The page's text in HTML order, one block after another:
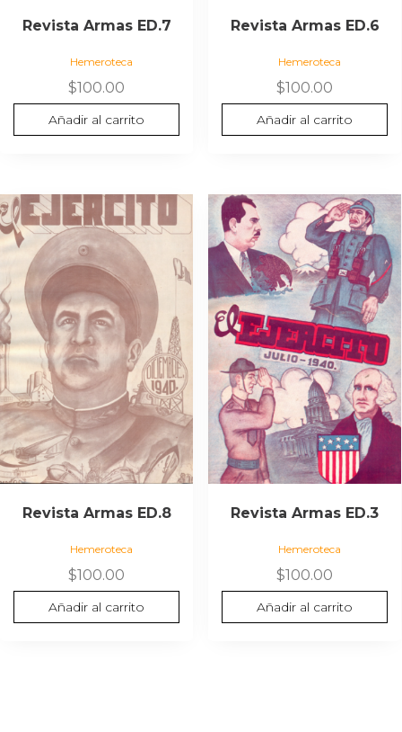
Revista Armas ED.7
Hemeroteca
$100.00
Añadir al carrito
Revista Armas ED.6
Hemeroteca
$100.00
Añadir al carrito
Revista Armas ED.8
Hemeroteca
$100.00
Añadir al carrito
Revista Armas ED.3
Hemeroteca
$100.00
Añadir al carrito